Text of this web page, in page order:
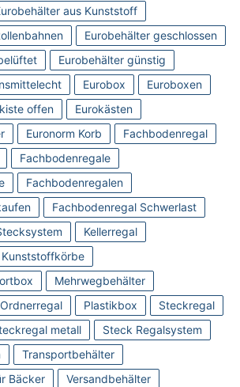
aus Kunststoff
Eurobehälter geschlossen
Eurobehälter günstig
Eurobox
Euroboxen
offen
Eurokästen
Euronorm Korb
Fachbodenregal
Fachbodenregale
Fachbodenregalen
Fachbodenregal Schwerlast
Kellerregal
Kunststoffkörbe
Mehrwegbehälter
Ordnerregal Plastikbox
Steckregal
metall
Steck Regalsystem
Transportbehälter
Bäcker
Versandbehälter